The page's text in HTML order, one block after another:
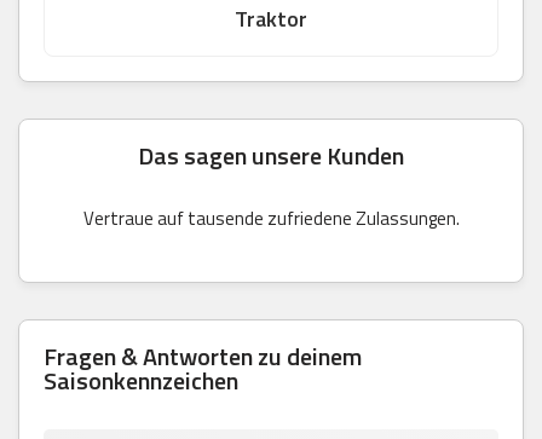
Traktor
Das sagen unsere Kunden
Vertraue auf tausende zufriedene Zulassungen.
Fragen & Antworten zu deinem
Saisonkennzeichen